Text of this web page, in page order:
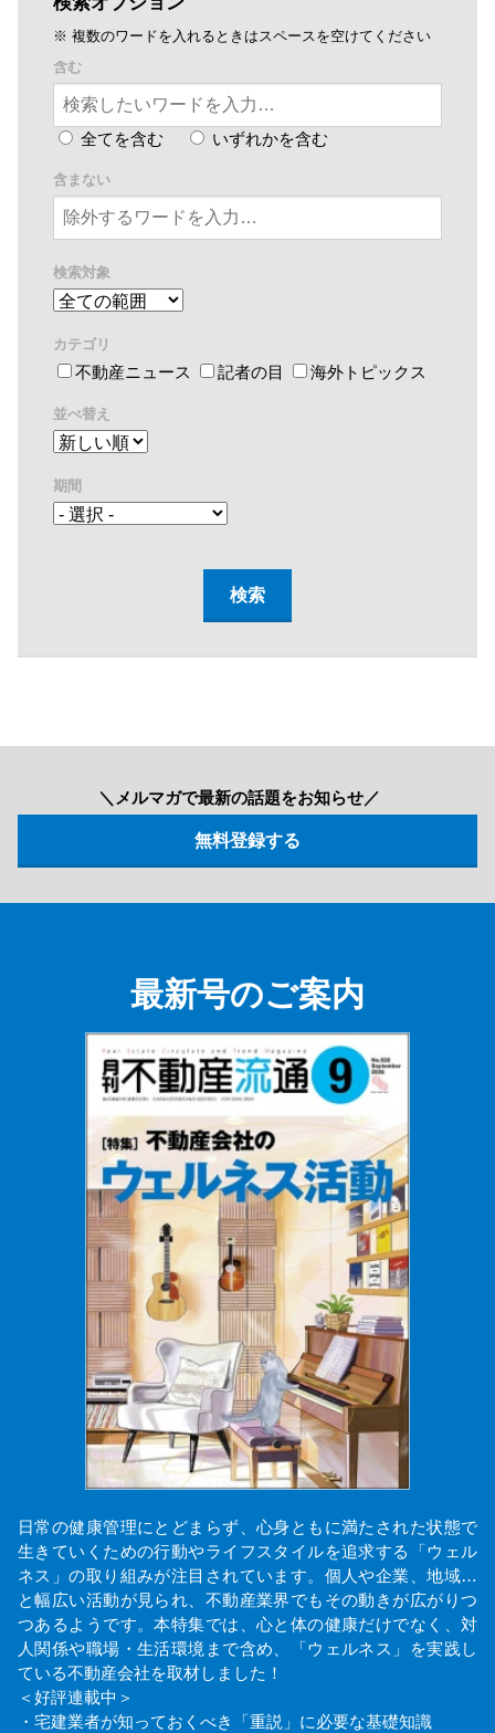
※ 複数のワードを入れるときはスペースを空けてください
含む
全てを含む いずれかを含む
含まない
検索対象
カテゴリ
不動産ニュース 記者の目 海外トピックス
並べ替え
期間
＼メルマガで最新の話題をお知らせ／
最新号のご案内
日常の健康管理にとどまらず、心身ともに満たされた状態で
生きていくための行動やライフスタイルを追求する「ウェル
ネス」の取り組みが注目されています。個人や企業、地域…
と幅広い活動が見られ、不動産業界でもその動きが広がりつ
つあるようです。本特集では、心と体の健康だけでなく、対
人関係や職場・生活環境まで含め、「ウェルネス」を実践し
ている不動産会社を取材しました！
＜好評連載中＞
・宅建業者が知っておくべき「重説」に必要な基礎知識